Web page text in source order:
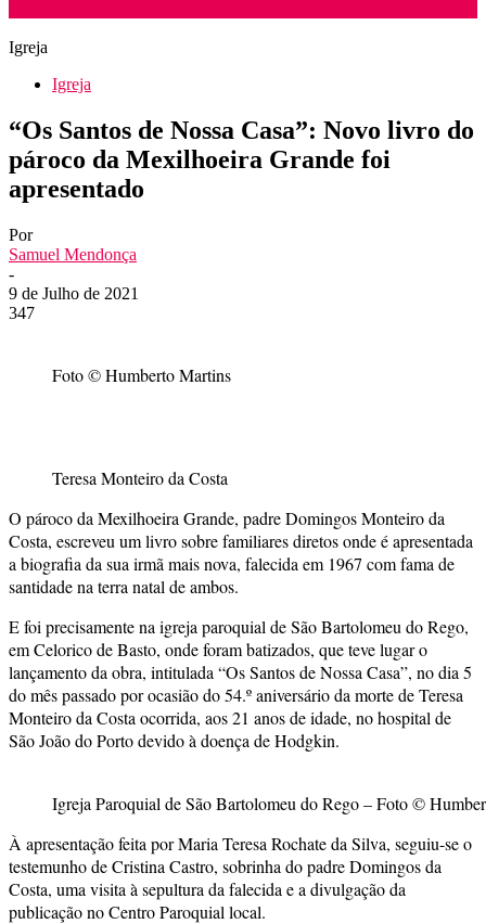
Igreja
Igreja
“Os Santos de Nossa Casa”: Novo livro do
pároco da Mexilhoeira Grande foi
apresentado
Por
Samuel Mendonça
-
9 de Julho de 2021
347
Foto © Humberto Martins
Teresa Monteiro da Costa
O pároco da Mexilhoeira Grande, padre Domingos Monteiro da
Costa, escreveu um livro sobre familiares diretos onde é apresentada
a biografia da sua irmã mais nova, falecida em 1967 com fama de
santidade na terra natal de ambos.
E foi precisamente na igreja paroquial de São Bartolomeu do Rego,
em Celorico de Basto, onde foram batizados, que teve lugar o
lançamento da obra, intitulada “Os Santos de Nossa Casa”, no dia 5
do mês passado por ocasião do 54.º aniversário da morte de Teresa
Monteiro da Costa ocorrida, aos 21 anos de idade, no hospital de
São João do Porto devido à doença de Hodgkin.
Igreja Paroquial de São Bartolomeu do Rego – Foto ©
À apresentação feita por Maria Teresa Rochate da Silva, seguiu-se o
testemunho de Cristina Castro, sobrinha do padre Domingos da
Costa, uma visita à sepultura da falecida e a divulgação da
publicação no Centro Paroquial local.